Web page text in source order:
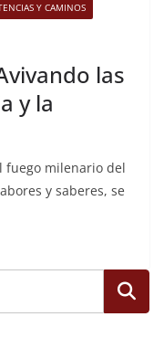
Y CAMINOS
las
y la
fuego milenario del
y saberes, se